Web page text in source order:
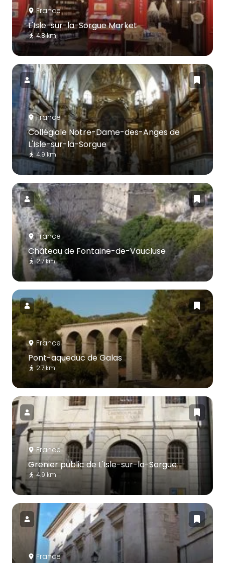
France
L'Isle-sur-la-Sorgue Market
4.8 km
France
Collégiale Notre-Dame-des-Anges de
L'Isle-sur-la-Sorgue
4.9 km
France
Château de Fontaine-de-Vaucluse
2.7 km
France
Pont-aqueduc de Galas
2.7 km
France
Grenier public de L'Isle-sur-la-Sorgue
4.9 km
France